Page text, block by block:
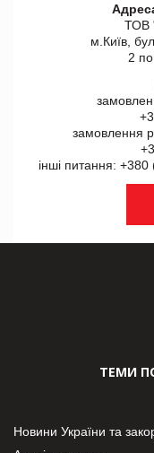
ТОВ
м.Київ,
2
замовлення
інші питання:
ТЕМИ
Новини України та